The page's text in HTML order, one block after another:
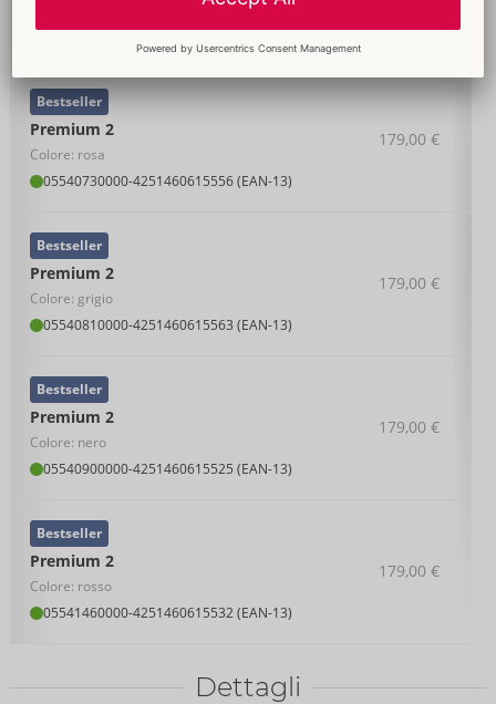
Premium 2
Colore: rosa
05540730000-4251460615556 (EAN-13)
Bestseller
179,00 €
Premium 2
Colore: grigio
05540810000-4251460615563 (EAN-13)
Bestseller
179,00 €
Premium 2
Colore: nero
05540900000-4251460615525 (EAN-13)
Bestseller
179,00 €
Premium 2
Colore: rosso
05541460000-4251460615532 (EAN-13)
Bestseller
179,00 €
Dettagli